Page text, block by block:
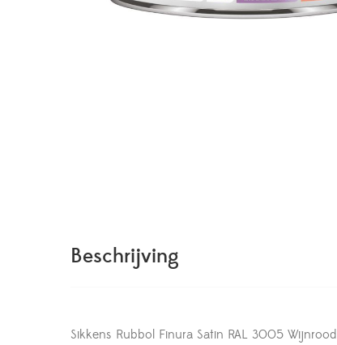
Beschrijving
Sikkens Rubbol Finura Satin RAL 3005 Wijnrood